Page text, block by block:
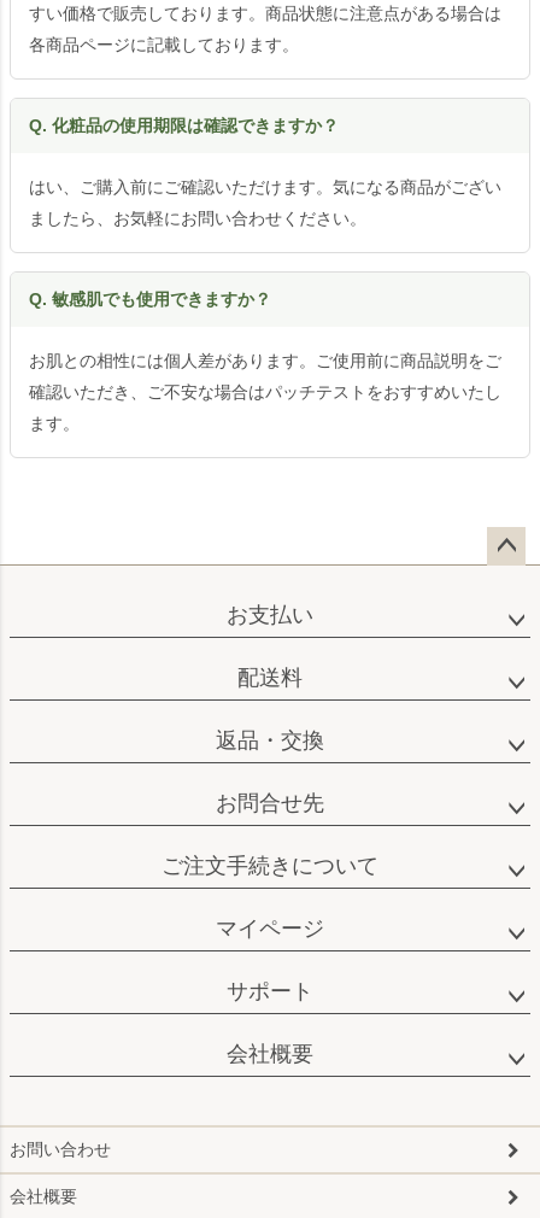
すい価格で販売しております。商品状態に注意点がある場合は
各商品ページに記載しております。
Q. 化粧品の使用期限は確認できますか？
はい、ご購入前にご確認いただけます。気になる商品がござい
ましたら、お気軽にお問い合わせください。
Q. 敏感肌でも使用できますか？
お肌との相性には個人差があります。ご使用前に商品説明をご
確認いただき、ご不安な場合はパッチテストをおすすめいたし
ます。
ップ
お支払い
配送料
返品・交換
お問合せ先
ご注文手続きについて
マイページ
サポート
会社概要
お問い合わせ
会社概要